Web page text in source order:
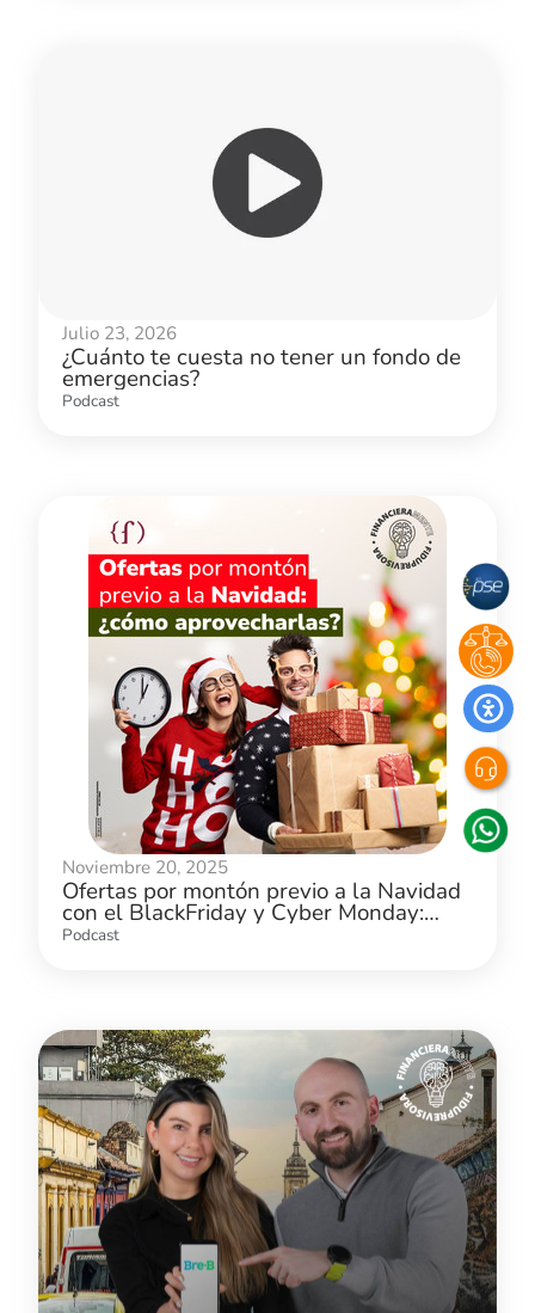
Julio 23, 2026
¿Cuánto te cuesta no tener un fondo de
emergencias?
Podcast
Noviembre 20, 2025
Ofertas por montón previo a la Navidad
con el BlackFriday y Cyber Monday:
¿cómo aprovecharlas?
Podcast